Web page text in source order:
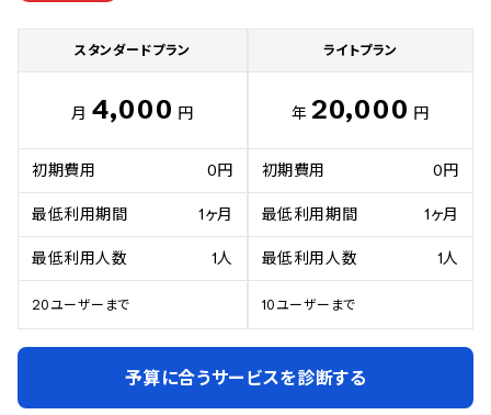
スタンダードプラン
月 4,000 円
初期費用 0円
最低利用期間 1ヶ月
最低利用人数 1人
20ユーザーまで
ライトプラン
年 20,000 円
初期費用 0円
最低利用期間 1ヶ月
最低利用人数 1人
10ユーザーまで
予算に合うサービスを診断する